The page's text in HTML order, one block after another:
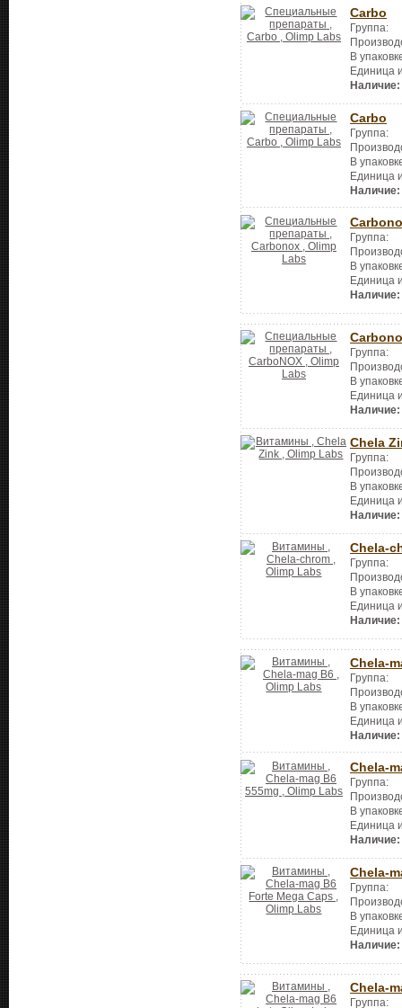
Carbo
Группа:
В
Единица
Наличие:
Carbo
Группа:
В
Единица
Наличие:
Группа:
В
Единица
Наличие:
Группа:
В
Единица
Наличие:
Chela
Группа:
В
Единица
Наличие:
Chela-
Группа:
В
Единица
Наличие:
Chela-
Группа:
В
Единица
Наличие:
Chela-
Группа:
В
Единица
Наличие:
Chela-
Группа:
В
Единица
Наличие:
Chela-
Группа: